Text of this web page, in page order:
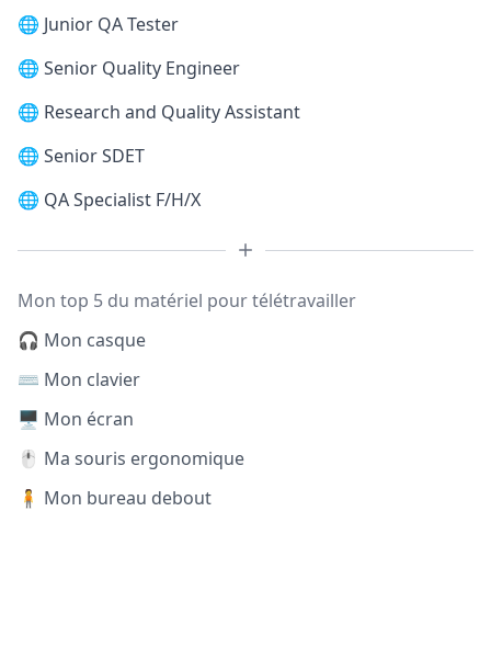
🌐 Junior QA Tester
🌐 Senior Quality Engineer
🌐 Research and Quality Assistant
🌐 Senior SDET
🌐 QA Specialist F/H/X
Mon top 5 du matériel pour télétravailler
🎧 Mon casque
⌨️ Mon clavier
🖥️ Mon écran
🖱️ Ma souris ergonomique
🧍 Mon bureau debout